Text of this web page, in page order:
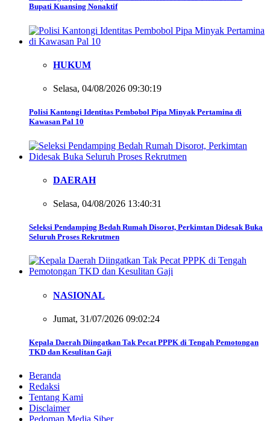
Bupati Kuansing Nonaktif
HUKUM
Selasa, 04/08/2026 09:30:19
Polisi Kantongi Identitas Pembobol Pipa Minyak Pertamina di
Kawasan Pal 10
DAERAH
Selasa, 04/08/2026 13:40:31
Seleksi Pendamping Bedah Rumah Disorot, Perkimtan Didesak Buka
Seluruh Proses Rekrutmen
NASIONAL
Jumat, 31/07/2026 09:02:24
Kepala Daerah Diingatkan Tak Pecat PPPK di Tengah Pemotongan
TKD dan Kesulitan Gaji
Beranda
Redaksi
Tentang Kami
Disclaimer